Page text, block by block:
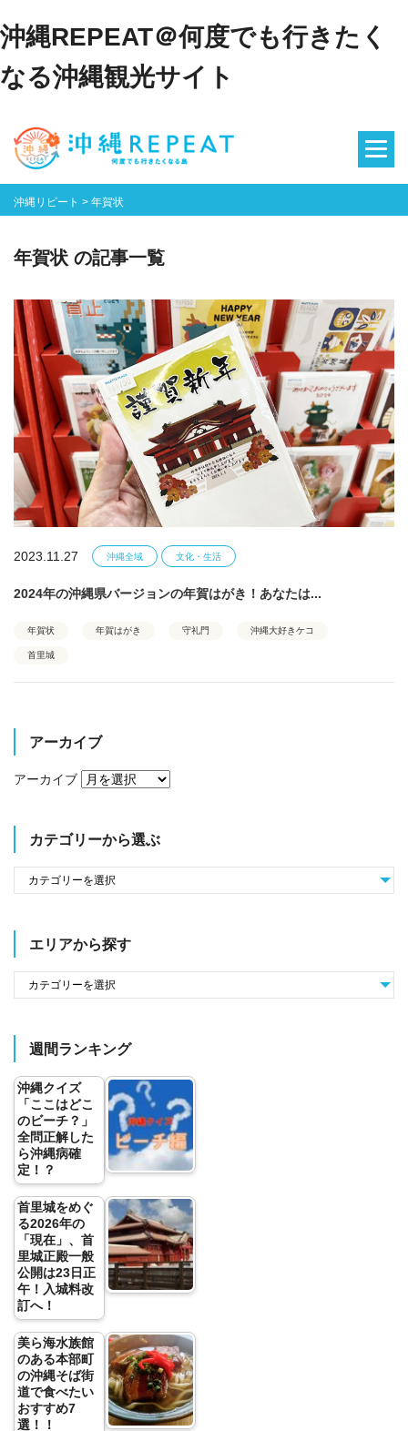
沖縄REPEAT＠何度でも行きたく
なる沖縄観光サイト
沖縄リピート > 年賀状
年賀状 の記事一覧
2023.11.27 沖縄全域 文化・生活
2024年の沖縄県バージョンの年賀はがき！あなたは...
年賀状 年賀はがき 守礼門 沖縄大好きケコ
首里城
アーカイブ
アーカイブ
カテゴリーから選ぶ
エリアから探す
週間ランキング
沖縄クイズ
「ここはどこ
のビーチ？」
全問正解した
ら沖縄病確
定！？
首里城をめぐ
る2026年の
「現在」、首
里城正殿一般
公開は23日正
午！入城料改
訂へ！
美ら海水族館
のある本部町
の沖縄そば街
道で食べたい
おすすめ7
選！！